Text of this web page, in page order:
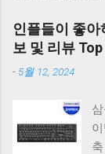
인플들이 좋
보 및 리뷰
- 5월 12, 2024